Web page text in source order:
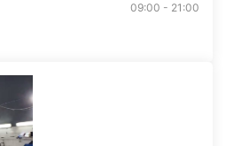
09:00 - 21:00